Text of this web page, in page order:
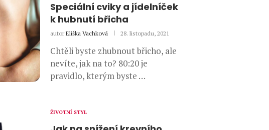
Speciální cviky a jídelníček
k hubnutí břicha
autor Eliška Vachková 28. listopadu, 2021
Chtěli byste zhubnout břicho, ale
nevíte, jak na to? 80:20 je
pravidlo, kterým byste …
ŽIVOTNÍ STYL